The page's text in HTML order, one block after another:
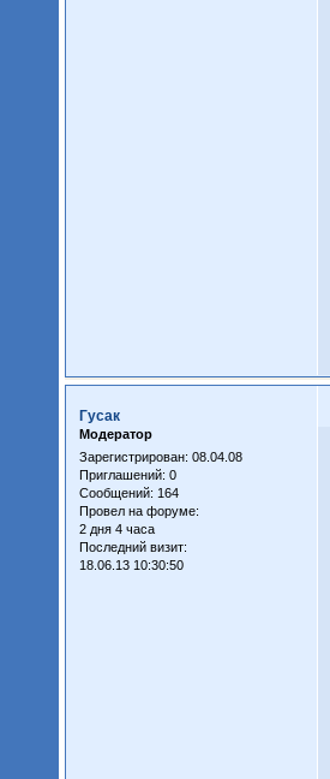
Гусак
Модератор
Зарегистрирован: 08.04.08
Приглашений: 0
Сообщений: 164
Провел на форуме:
2 дня 4 часа
Последний визит:
18.06.13 10:30:50